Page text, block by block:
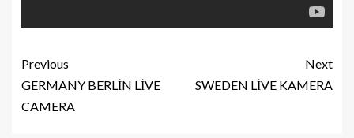
Previous
GERMANY BERLİN LİVE
CAMERA
Next
SWEDEN LİVE KAMERA